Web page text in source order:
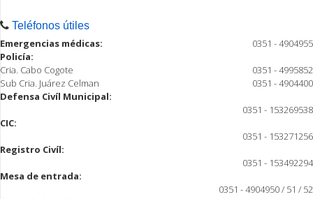
Teléfonos útiles
Emergencias médicas:
0351 - 4904955
Policía:
Cria. Cabo Cogote
0351 - 4995852
Sub Cria. Juárez Celman
0351 - 4904400
Defensa Civíl Municipal:
0351 - 153269538
CIC:
0351 - 153271256
Registro Civíl:
0351 - 153492294
Mesa de entrada:
0351 - 4904950 / 51 / 52